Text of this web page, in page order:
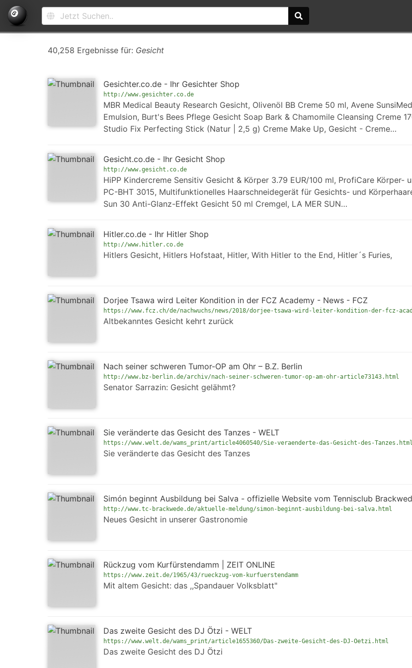
40,258 Ergebnisse für: Gesicht
Gesichter.co.de - Ihr Gesichter Shop
http://www.gesichter.co.de
MBR Medical Beauty Research Gesicht, Olivenöl BB Creme 50 ml, Avene
Emulsion, Burt's Bees Pflege Gesicht Soap Bark & Chamomile Cleansing Creme
Studio Fix Perfecting Stick (Natur | 2,5 g) Creme Make Up, Gesicht - Creme…
Gesicht.co.de - Ihr Gesicht Shop
http://www.gesicht.co.de
HiPP Kindercreme Sensitiv Gesicht & Körper 3.79 EUR/100 ml, ProfiCare Körper-
PC-BHT 3015, Multifunktionelles Haarschneidegerät für Gesichts- und
Sun 30 Anti-Glanz-Effekt Gesicht 50 ml Cremgel, LA MER SUN…
Hitler.co.de - Ihr Hitler Shop
http://www.hitler.co.de
Hitlers Gesicht, Hitlers Hofstaat, Hitler, With Hitler to the End, Hitler´s Furies,
Dorjee Tsawa wird Leiter Kondition in der FCZ Academy - News - FCZ
https://www.fcz.ch/de/nachwuchs/news/2018/dorjee-tsawa-wird-leiter-kondition-der-fcz-
Altbekanntes Gesicht kehrt zurück
Nach seiner schweren Tumor-OP am Ohr – B.Z. Berlin
http://www.bz-berlin.de/archiv/nach-seiner-schweren-tumor-op-am-ohr-article73143.html
Senator Sarrazin: Gesicht gelähmt?
Sie veränderte das Gesicht des Tanzes - WELT
https://www.welt.de/wams_print/article4060540/Sie-veraenderte-das-Gesicht-des-Tanzes.html
Sie veränderte das Gesicht des Tanzes
Simón beginnt Ausbildung bei Salva - offizielle Website vom Tennisclub
http://www.tc-brackwede.de/aktuelle-meldung/simon-beginnt-ausbildung-bei-salva.html
Neues Gesicht in unserer Gastronomie
Rückzug vom Kurfürstendamm | ZEIT ONLINE
https://www.zeit.de/1965/43/rueckzug-vom-kurfuerstendamm
Mit altem Gesicht: das ,,Spandauer Volksblatt"
Das zweite Gesicht des DJ Ötzi - WELT
https://www.welt.de/wams_print/article1655360/Das-zweite-Gesicht-des-DJ-Oetzi.html
Das zweite Gesicht des DJ Ötzi